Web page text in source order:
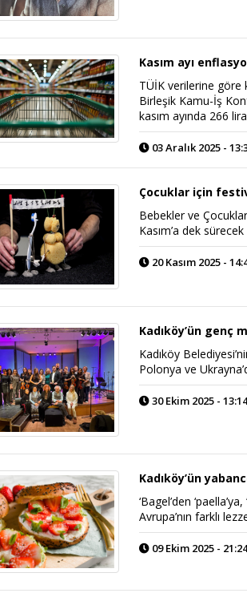
Kasım ayı
TÜİK verilerine göre
Birleşik Kamu-İş
kasım ayında 266
03 Aralık 2025 -
Çocuklar için
Bebekler ve
Kasım’a dek sürecek
20 Kasım 2025 -
Kadıköy’ün genç
Kadıköy
Polonya ve
30 Ekim 2025 -
Kadıköy’ün
‘Bagel’den
Avrupa’nın farklı
09 Ekim 2025 -